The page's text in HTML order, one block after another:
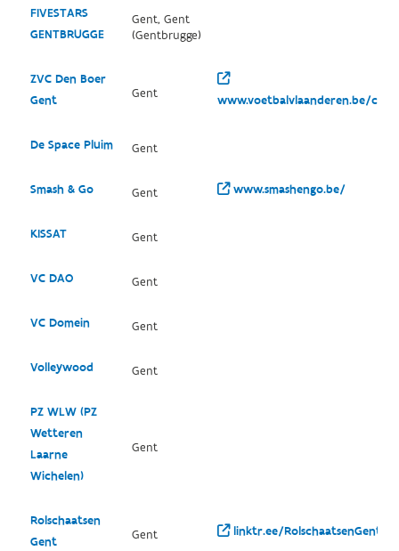
FIVESTARS
GENTBRUGGE
Gent, Gent
(Gentbrugge)
ZVC Den Boer
Gent
Gent www.voetbalvlaanderen.be/
De Space Pluim Gent
Smash & Go Gent www.smashengo.be/
KISSAT Gent
VC DAO Gent
VC Domein Gent
Volleywood Gent
PZ WLW (PZ
Wetteren
Laarne
Wichelen)
Gent
Rolschaatsen
Gent
Gent linktr.ee/RolschaatsenGent